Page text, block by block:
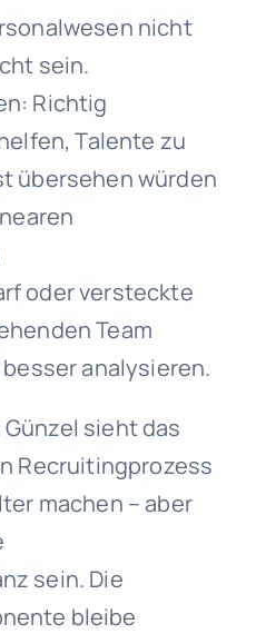
nicht
sein.
Richtig
Talente zu
übersehen würden
oder versteckte
Team
analysieren.
sieht das
Recruitingprozess
machen – aber
sein. Die
bleibe